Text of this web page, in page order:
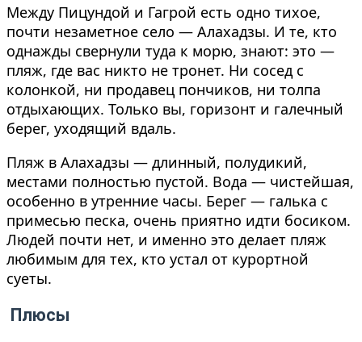
Между Пицундой и Гагрой есть одно тихое,
почти незаметное село — Алахадзы. И те, кто
однажды свернули туда к морю, знают: это —
пляж, где вас никто не тронет. Ни сосед с
колонкой, ни продавец пончиков, ни толпа
отдыхающих. Только вы, горизонт и галечный
берег, уходящий вдаль.
Пляж в Алахадзы — длинный, полудикий,
местами полностью пустой. Вода — чистейшая,
особенно в утренние часы. Берег — галька с
примесью песка, очень приятно идти босиком.
Людей почти нет, и именно это делает пляж
любимым для тех, кто устал от курортной
суеты.
Плюсы